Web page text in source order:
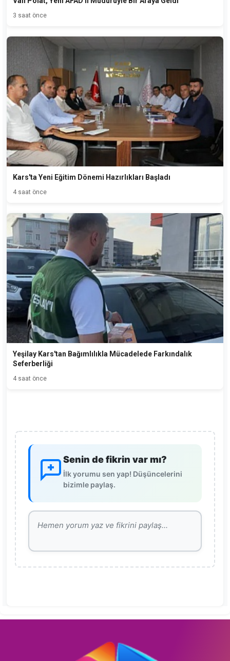
3 saat önce
Kars'ta Yeni Eğitim Dönemi Hazırlıkları Başladı
4 saat önce
Yeşilay Kars'tan Bağımlılıkla Mücadelede Farkındalık
Seferberliği
4 saat önce
Senin de fikrin var mı?
İlk yorumu sen yap! Düşüncelerini
bizimle paylaş.